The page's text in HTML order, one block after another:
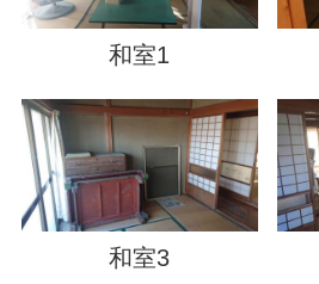
和室1
和室3